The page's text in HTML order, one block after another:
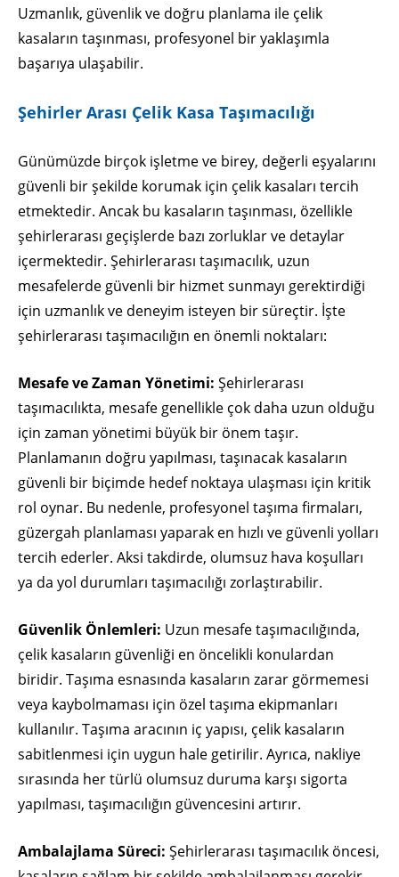
Uzmanlık, güvenlik ve doğru planlama ile çelik
kasaların taşınması, profesyonel bir yaklaşımla
başarıya ulaşabilir.
Şehirler Arası Çelik Kasa Taşımacılığı
Günümüzde birçok işletme ve birey, değerli eşyalarını
güvenli bir şekilde korumak için çelik kasaları tercih
etmektedir. Ancak bu kasaların taşınması, özellikle
şehirlerarası geçişlerde bazı zorluklar ve detaylar
içermektedir. Şehirlerarası taşımacılık, uzun
mesafelerde güvenli bir hizmet sunmayı gerektirdiği
için uzmanlık ve deneyim isteyen bir süreçtir. İşte
şehirlerarası taşımacılığın en önemli noktaları:
Mesafe ve Zaman Yönetimi: Şehirlerarası
taşımacılıkta, mesafe genellikle çok daha uzun olduğu
için zaman yönetimi büyük bir önem taşır.
Planlamanın doğru yapılması, taşınacak kasaların
güvenli bir biçimde hedef noktaya ulaşması için kritik
rol oynar. Bu nedenle, profesyonel taşıma firmaları,
güzergah planlaması yaparak en hızlı ve güvenli yolları
tercih ederler. Aksi takdirde, olumsuz hava koşulları
ya da yol durumları taşımacılığı zorlaştırabilir.
Güvenlik Önlemleri: Uzun mesafe taşımacılığında,
çelik kasaların güvenliği en öncelikli konulardan
biridir. Taşıma esnasında kasaların zarar görmemesi
veya kaybolmaması için özel taşıma ekipmanları
kullanılır. Taşıma aracının iç yapısı, çelik kasaların
sabitlenmesi için uygun hale getirilir. Ayrıca, nakliye
sırasında her türlü olumsuz duruma karşı sigorta
yapılması, taşımacılığın güvencesini artırır.
Ambalajlama Süreci: Şehirlerarası taşımacılık öncesi,